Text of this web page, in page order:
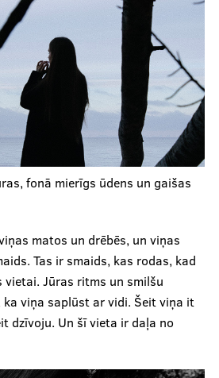
fonā mierīgs ūdens un gaišas
matos un drēbēs, un viņas
Tas ir smaids, kas rodas, kad
vietai. Jūras ritms un smilšu
viņa saplūst ar vidi. Šeit viņa it
dzīvoju. Un šī vieta ir daļa no